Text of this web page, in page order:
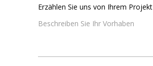
Erzählen Sie uns von Ihrem Projekt